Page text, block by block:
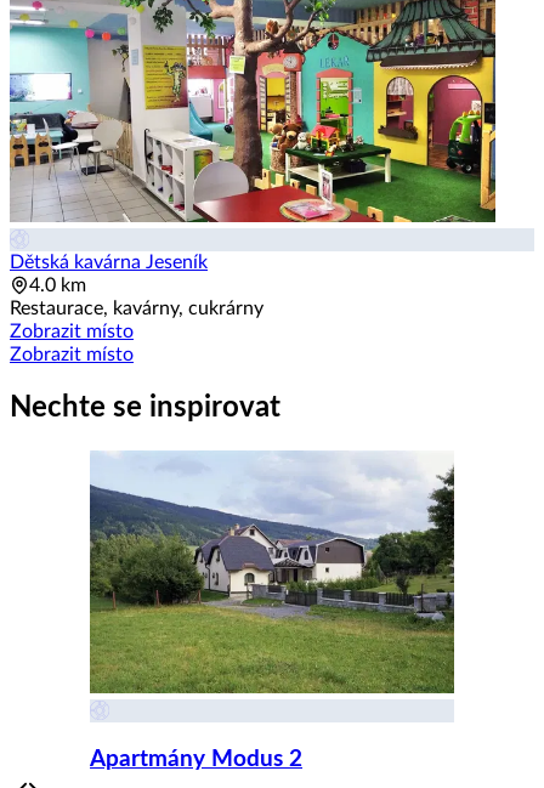
Dětská kavárna Jeseník
4.0 km
Restaurace, kavárny, cukrárny
Zobrazit místo
Zobrazit místo
Nechte se inspirovat
Apartmány Modus 2